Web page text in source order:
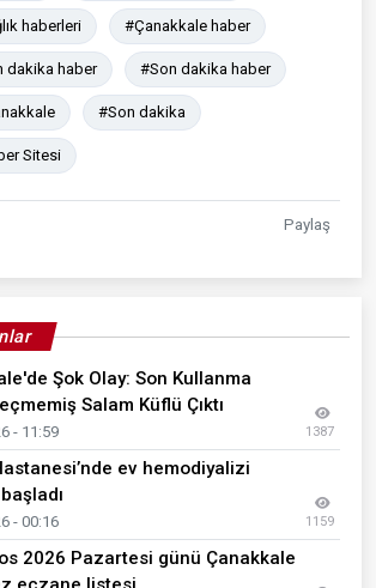
haberleri #Çanakkale haber
dakika haber #Son dakika haber
#Son dakika
Sitesi
Paylaş
Şok Olay: Son Kullanma
Salam Küflü Çıktı
- 11:59 1387
ev hemodiyalizi
- 00:16 1159
2026 Pazartesi günü Çanakkale